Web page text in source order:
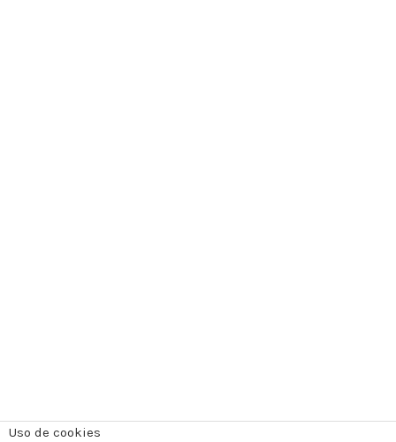
Uso de cookies